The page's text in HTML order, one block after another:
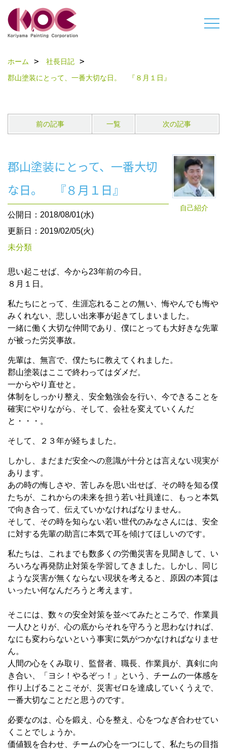
ホーム
社長日記
郡山塗装にとって、一番大切な日。 『８月１日』
前の記事 一覧 次の記事
自己紹介
郡山塗装にとって、一番大切
な日。 『８月１日』
公開日：2018/08/01(水)
更新日：2019/02/05(火)
未分類
思い起こせば、今から23年前の今日。
８月１日。
私たちにとって、生涯忘れることの無い、悔やんでも悔や
みくれない、悲しい出来事が起きてしまいました。
一緒に働く大切な仲間であり、僕にとっても大好きな先輩
が被った労災事故。
先輩は、無言で、僕たちに教えてくれました。
郡山塗装はここで終わってはダメだ。
一からやり直せと。
体制をしっかり整え、安全勉強会を行い、今できることを
確実にやりながら、そして、会社を変えていくんだ
と・・・。
そして、２３年が経ちました。
しかし、まだまだ安全への意識が十分とは言えない現実が
あります。
あの時の悔しさや、苦しみを思い出せば、その時を知る僕
たちが、これからの未来を担う若い社員達に、もっと本気
で向き合って、伝えていかなければなりません。
そして、その時を知らない若い世代のみなさんには、安全
に対する先輩の助言に本気で耳を傾けてほしいのです。
私たちは、これまでも数多くの労働災害を見聞きして、い
ろいろな再発防止対策を学習してきました。しかし、同じ
ような災害が無くならない現状を考えると、原因の本質は
いったい何なんだろうと考えます。
そこには、数々の安全対策を並べてみたところで、作業員
一人ひとりが、心の底からそれを守ろうと思わなければ、
なにも変わらないという事実に気がつかなければなりませ
ん。
人間の心をくみ取り、監督者、職長、作業員が、真剣に向
き合い、「ヨシ！やるぞっ！」という、チームの一体感を
作り上げることこそが、災害ゼロを達成していくうえで、
一番大切なことだと思うのです。
必要なのは、心を鍛え、心を整え、心をつなぎ合わせてい
くことでしょうか。
価値観を合わせ、チームの心を一つにして、私たちの目指